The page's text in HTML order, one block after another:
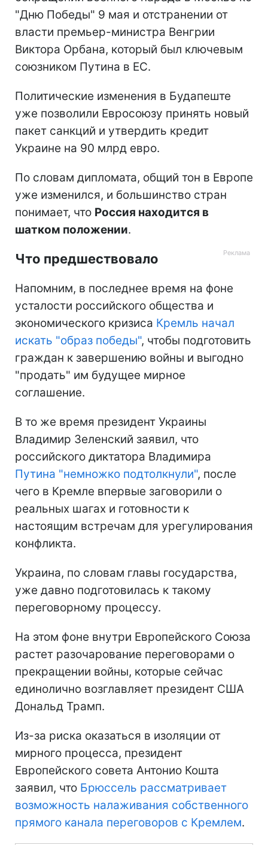
"Дню Победы" 9 мая и отстранении от
власти премьер-министра Венгрии
Виктора Орбана, который был ключевым
союзником Путина в ЕС.
Политические изменения в Будапеште
уже позволили Евросоюзу принять новый
пакет санкций и утвердить кредит
Украине на 90 млрд евро.
По словам дипломата, общий тон в Европе
уже изменился, и большинство стран
понимает, что Россия находится в
шатком положении.
Что предшествовало
Напомним, в последнее время на фоне
усталости российского общества и
экономического кризиса Кремль начал
искать "образ победы", чтобы подготовить
граждан к завершению войны и выгодно
"продать" им будущее мирное
соглашение.
В то же время президент Украины
Владимир Зеленский заявил, что
российского диктатора Владимира
Путина "немножко подтолкнули", после
чего в Кремле впервые заговорили о
реальных шагах и готовности к
настоящим встречам для урегулирования
конфликта.
Украина, по словам главы государства,
уже давно подготовилась к такому
переговорному процессу.
На этом фоне внутри Европейского Союза
растет разочарование переговорами о
прекращении войны, которые сейчас
единолично возглавляет президент США
Дональд Трамп.
Из-за риска оказаться в изоляции от
мирного процесса, президент
Европейского совета Антонио Кошта
заявил, что Брюссель рассматривает
возможность налаживания собственного
прямого канала переговоров с Кремлем.